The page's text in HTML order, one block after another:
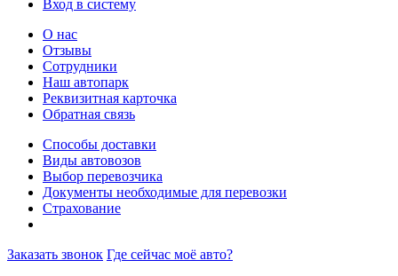
Вход в систему
О нас
Отзывы
Сотрудники
Наш автопарк
Реквизитная карточка
Обратная связь
Способы доставки
Виды автовозов
Выбор перевозчика
Документы необходимые для перевозки
Страхование
Заказать звонок Где сейчас моё авто?